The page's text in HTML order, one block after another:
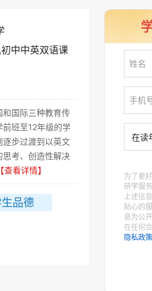
中中英双语课
国际三种教育传
班至12年级的学
步过渡到以英文
考、创造性解决
【查看详情】
品德
为了更
研学服
上述信
贴心的
息为公
在任何
隐私政策